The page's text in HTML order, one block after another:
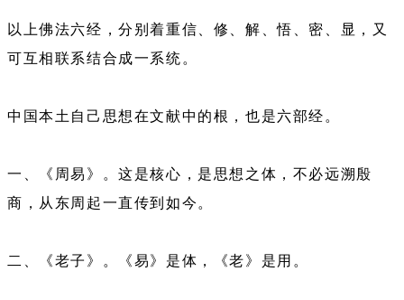
以上佛法六经，分别着重信、修、解、悟、密、显，又
可互相联系结合成一系统。
中国本土自己思想在文献中的根，也是六部经。
一、《周易》。这是核心，是思想之体，不必远溯殷
商，从东周起一直传到如今。
二、《老子》。《易》是体，《老》是用。